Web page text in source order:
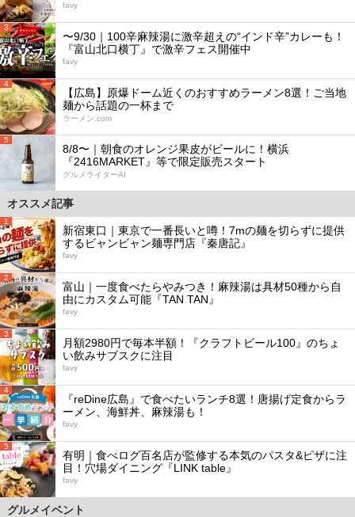
favy
3
〜9/30｜100辛麻辣湯に激辛超えの“インド辛”カレーも！
『富山北口横丁』で激辛フェス開催中
favy
4
【広島】原爆ドーム近くのおすすめラーメン8選！ご当地
麺から話題の一杯まで
ラーメン.com
5
8/8〜｜朝食のオレンジ果皮がビールに！横浜
『2416MARKET』等で限定販売スタート
グルメライターAI
オススメ記事
1
新宿東口｜東京で一番長いと噂！7mの麺を切らずに提供
するビャンビャン麺専門店『秦唐記』
favy
2
富山｜一度食べたらやみつき！麻辣湯は具材50種から自
由にカスタム可能『TAN TAN』
favy
3
月額2980円で毎本半額！『クラフトビール100』のちょ
い飲みサブスクに注目
favy
4
『reDine広島』で食べたいランチ8選！唐揚げ定食からラ
ーメン、海鮮丼、麻辣湯も！
favy
5
有明｜食べログ百名店が監修する本気のパスタ&ピザに注
目！穴場ダイニング『LINK table』
favy
グルメイベント